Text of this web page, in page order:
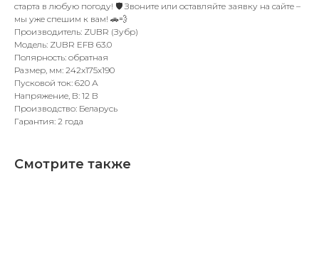
старта в любую погоду! 🛡️ Звоните или оставляйте заявку на сайте –
мы уже спешим к вам! 🚗💨
Производитель: ZUBR (Зубр)
Модель: ZUBR EFB 63.0
Полярность: обратная
Размер, мм: 242x175x190
Пусковой ток: 620 А
Напряжение, В: 12 В
Производство: Беларусь
Гарантия: 2 года
Смотрите также